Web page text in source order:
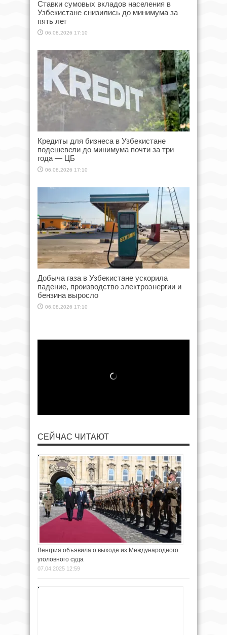
Ставки сумовых вкладов населения в
Узбекистане снизились до минимума за
пять лет
06.08.2026 17:10
Кредиты для бизнеса в Узбекистане
подешевели до минимума почти за три
года — ЦБ
06.08.2026 17:10
Добыча газа в Узбекистане ускорила
падение, производство электроэнергии и
бензина выросло
06.08.2026 17:10
СЕЙЧАС ЧИТАЮТ
Венгрия объявила о выходе из Международного
уголовного суда
07.04.2025 12:59